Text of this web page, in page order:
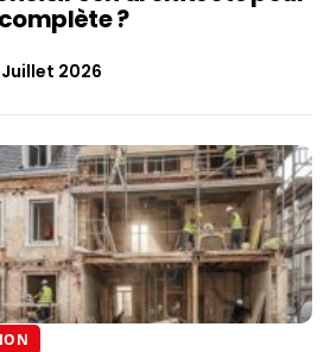
?
2026